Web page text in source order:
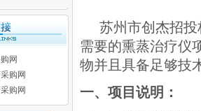
网
购网
购网
苏州市创杰招
需要的熏蒸治疗仪
物并且具备足够技
一、 项目说明：